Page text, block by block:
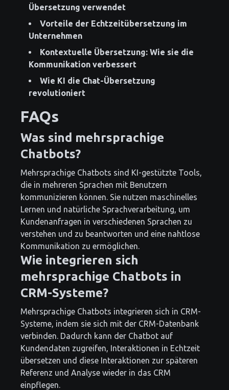
Übersetzung verwendet
Vorteile der Echtzeitübersetzung im
Unternehmen
Kontextuelle Übersetzung: Wie sie die
Kommunikation verbessert
Wie KI die Chat-Übersetzung
revolutioniert
FAQs
Was sind mehrsprachige
Chatbots?
Mehrsprachige Chatbots sind KI-gestützte Tools,
die in mehreren Sprachen mit Benutzern
kommunizieren können. Sie nutzen maschinelles
Lernen und natürliche Sprachverarbeitung, um
Kundenanfragen in verschiedenen Sprachen zu
verstehen und zu beantworten und eine nahtlose
Kommunikation zu ermöglichen.
Wie integrieren sich
mehrsprachige Chatbots in
CRM-Systeme?
Mehrsprachige Chatbots integrieren sich in CRM-
Systeme, indem sie sich mit der CRM-Datenbank
verbinden. Dadurch kann der Chatbot auf
Kundendaten zugreifen, Interaktionen in Echtzeit
übersetzen und diese Interaktionen zur späteren
Referenz und Analyse wieder in das CRM
einpflegen.